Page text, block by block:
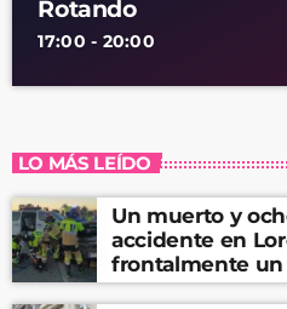
Rotando
17:00 - 20:00
LO MÁS LEÍDO
Un muerto y
accidente en
frontalmente